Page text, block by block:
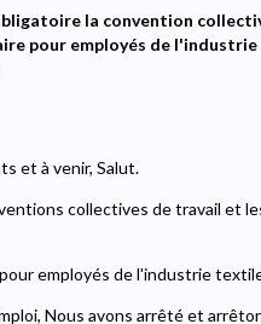
la convention
pour employés de
et à venir, Salut.
collectives de travail et
employés de l'industrie
Nous avons arrêté et